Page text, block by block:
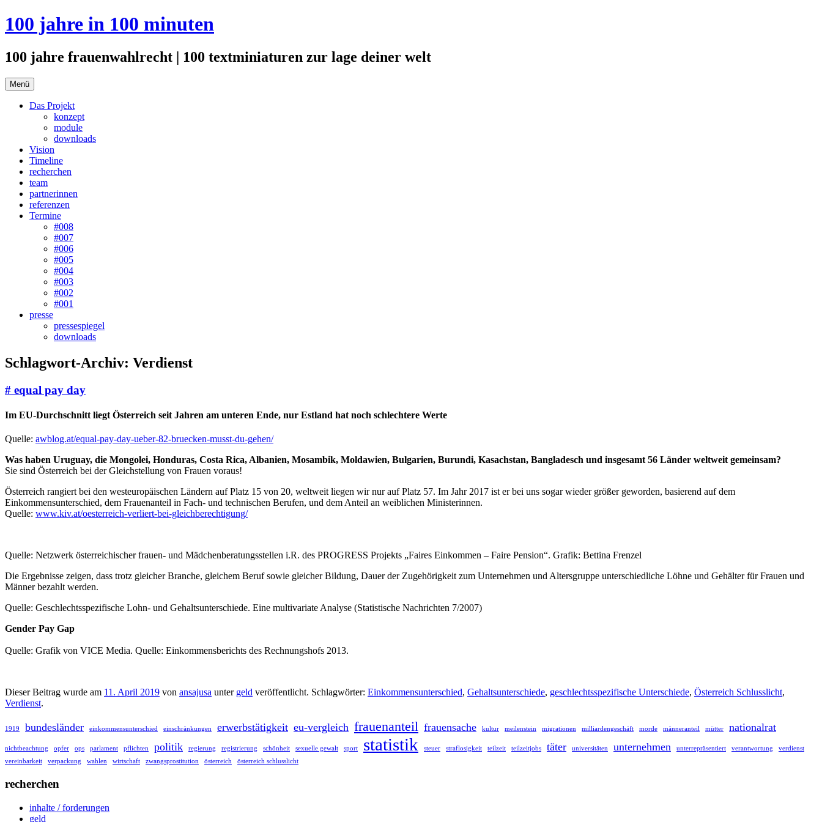
Zum
Inhalt
100 jahre in 100 minuten
100 jahre frauenwahlrecht | 100 textminiaturen zur lage deiner welt
Menü
Das Projekt
konzept
module
downloads
Vision
Timeline
recherchen
team
partnerinnen
referenzen
Termine
#008
#007
#006
#005
#004
#003
#002
#001
presse
pressespiegel
downloads
Schlagwort-Archiv: Verdienst
# equal pay day
Im EU-Durchschnitt liegt Österreich seit Jahren am unteren Ende, nur Estland hat noch schlechtere Werte
Quelle: awblog.at/equal-pay-day-ueber-82-bruecken-musst-du-gehen/
Was haben Uruguay, die Mongolei, Honduras, Costa Rica, Albanien, Mosambik, Moldawien, Bulgarien, Burundi, Kasachstan, Bangladesch und insgesamt 56 Länder weltweit gemeinsam?
Sie sind Österreich bei der Gleichstellung von Frauen voraus!
Österreich rangiert bei den westeuropäischen Ländern auf Platz 15 von 20, weltweit liegen wir nur auf Platz 57. Im Jahr 2017 ist er bei uns sogar wieder größer geworden, basierend auf dem
Einkommensunterschied, dem Frauenanteil in Fach- und technischen Berufen, und dem Anteil an weiblichen Ministerinnen.
Quelle: www.kiv.at/oesterreich-verliert-bei-gleichberechtigung/
Quelle: Netzwerk österreichischer frauen- und Mädchenberatungsstellen i.R. des PROGRESS Projekts „Faires Einkommen – Faire Pension“. Grafik: Bettina Frenzel
Die Ergebnisse zeigen, dass trotz gleicher Branche, gleichem Beruf sowie gleicher Bildung, Dauer der Zugehörigkeit zum Unternehmen und Altersgruppe unterschiedliche Löhne und Gehälter für Frauen und
Männer bezahlt werden.
Quelle: Geschlechtsspezifische Lohn- und Gehaltsunterschiede. Eine multivariate Analyse (Statistische Nachrichten 7/2007)
Gender Pay Gap
Quelle: Grafik von VICE Media. Quelle: Einkommensberichts des Rechnungshofs 2013.
Dieser Beitrag wurde am 11. April 2019 von ansajusa unter geld veröffentlicht. Schlagwörter: Einkommensunterschied, Gehaltsunterschiede, geschlechtsspezifische Unterschiede, Österreich Schlusslicht,
Verdienst.
1919 bundesländer einkommensunterschied einschränkungen erwerbstätigkeit eu-vergleich frauenanteil frauensache kultur meilenstein migrationen milliardengeschäft morde männeranteil mütter nationalrat
nichtbeachtung opfer ops parlament pflichten politik regierung registrierung schönheit sexuelle gewalt sport statistik steuer straflosigkeit teilzeit teilzeitjobs täter universitäten unternehmen unterrepräsentiert verantwortung
verdienst
vereinbarkeit
verpackung wahlen wirtschaft zwangsprostitution österreich österreich schlusslicht
recherchen
inhalte / forderungen
geld